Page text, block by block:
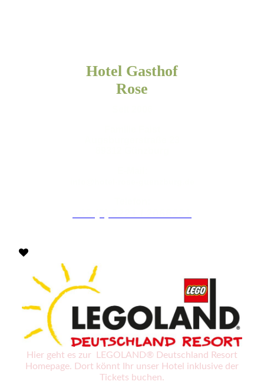
Hotel Gasthof
Rose
Hier geht es zur LEGOLAND® Deutschland Resort
Homepage. Dort könnt Ihr unser Hotel inklusive der
Tickets buchen.